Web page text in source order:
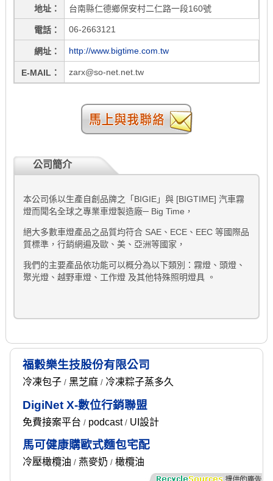
地址 台南縣仁德鄉保安村二仁路一段160號
電話 06-2663121
網址 http://www.bigtime.com.tw
E-MAIL zarx@so-net.net.tw
公司簡介
本公司係以生產自創品牌之「BIGIE」與 [BIGTIME] 汽車霧
燈而聞名全球之專業車燈製造廠─ Big Time，
絕大多數車燈產品之品質均符合 SAE、ECE、EEC 等國際品
質標準，行銷網遍及歐、美、亞洲等國家，
我們的主要產品依功能可以概分為以下類別：霧燈、頭燈、
聚光燈、越野車燈、工作燈 及其他特殊照明燈具 。
福穀樂生技股份有限公司
冷凍包子/ 黑芝麻/ 冷凍粽子蒸多久
DigiNet X-數位行銷聯盟
免費接案平台 / podcast/ UI設計
馬可健康購歐式麵包宅配
冷壓橄欖油 / 燕麥奶 / 橄欖油